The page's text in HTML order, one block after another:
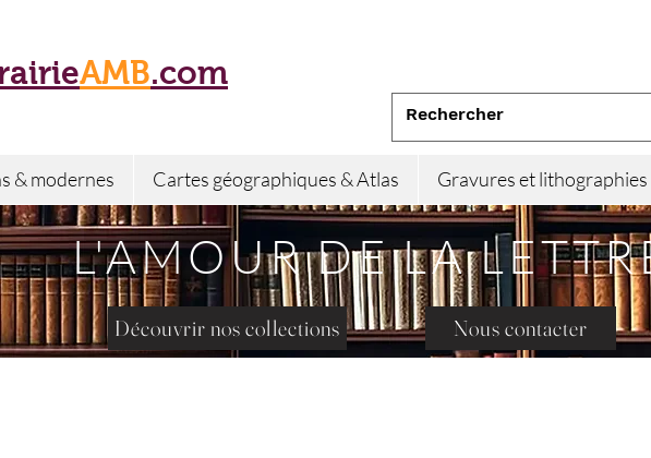
AMB.com
& modernes Cartes géographiques & Atlas Gravures et lithographies
L'AMOUR DE LA
Découvrir nos collections Nous contacter